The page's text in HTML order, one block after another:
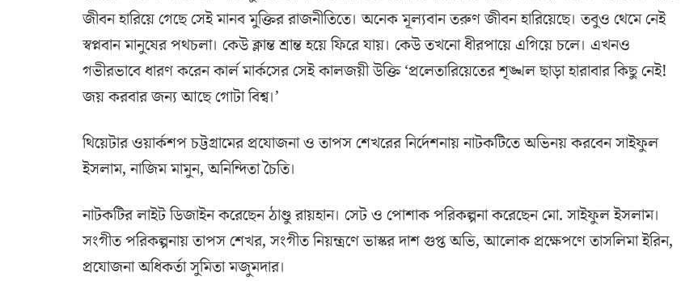
জীবন হারিয়ে গেছে সেই মানব মুক্তির রাজনীতিতে। অনেক মূল্যবান তরুণ জীবন হারিয়েছে। তবুও থেমে নেই
স্বপ্নবান মানুষের পথচলা। কেউ ক্লান্ত শ্রান্ত হয়ে ফিরে যায়। কেউ তখনো ধীরপায়ে এগিয়ে চলে। এখনও
গভীরভাবে ধারণ করেন কার্ল মার্কসের সেই কালজয়ী উক্তি ‘প্রলেতারিয়েতের শৃঙ্খল ছাড়া হারাবার কিছু নেই!
জয় করবার জন্য আছে গোটা বিশ্ব।’
থিয়েটার ওয়ার্কশপ চট্টগ্রামের প্রযোজনা ও তাপস শেখরের নির্দেশনায় নাটকটিতে অভিনয় করবেন সাইফুল
ইসলাম, নাজিম মামুন, অনিন্দিতা চৈতি।
নাটকটির লাইট ডিজাইন করেছেন ঠাণ্ডু রায়হান। সেট ও পোশাক পরিকল্পনা করেছেন মো. সাইফুল ইসলাম।
সংগীত পরিকল্পনায় তাপস শেখর, সংগীত নিয়ন্ত্রণে ভাস্কর দাশ গুপ্ত অভি, আলোক প্রক্ষেপণে তাসলিমা ইরিন,
প্রযোজনা অধিকর্তা সুমিতা মজুমদার।